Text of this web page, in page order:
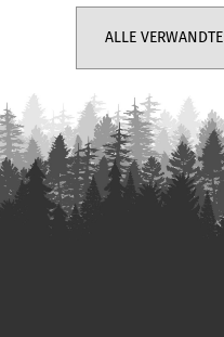
ALLE